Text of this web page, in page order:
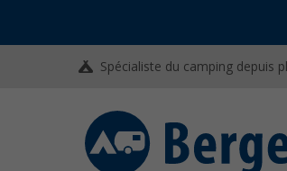
Spécialiste du camping depuis